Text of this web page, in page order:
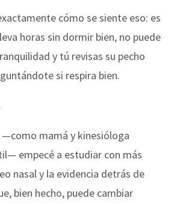
cómo se siente eso: es
horas sin dormir bien, no puede
y tú revisas su pecho
si respira bien.
—como mamá y kinesióloga
empecé a estudiar con más
nasal y la evidencia detrás de
bien hecho, puede cambiar